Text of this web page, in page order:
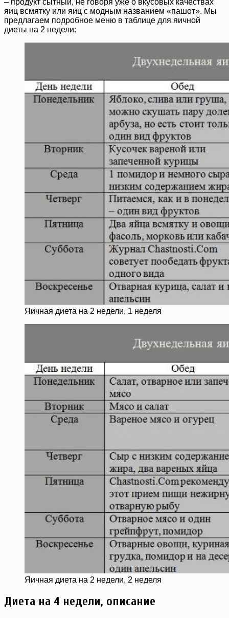
яиц всмятку или яиц с модным названием «пашот». Мы
предлагаем подробное меню в таблице для яичной
диеты на 2 недели:
Яичная диета на 2 недели, 1 неделя
Яичная диета на 2 недели, 2 неделя
Диета на 4 недели, описание